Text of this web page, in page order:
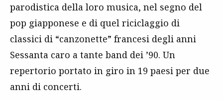
parodistica della loro musica, nel segno del
pop giapponese e di quel riciclaggio di
classici di “canzonette” francesi degli anni
Sessanta caro a tante band dei ’90. Un
repertorio portato in giro in 19 paesi per due
anni di concerti.